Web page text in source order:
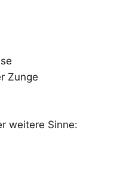
Zunge
weitere Sinne: